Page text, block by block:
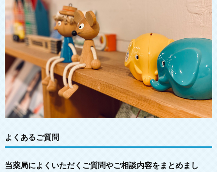
よくあるご質問
当薬局によくいただくご質問やご相談内容をまとめまし